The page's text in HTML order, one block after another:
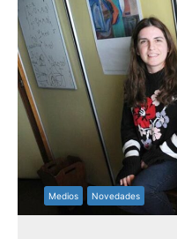
Medios Novedades